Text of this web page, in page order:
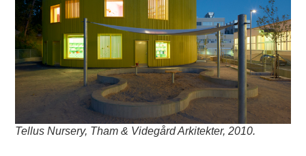
Tellus Nursery, Tham & Videgård Arkitekter, 2010.